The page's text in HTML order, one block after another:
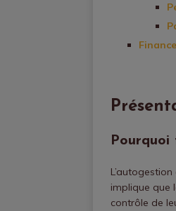
implique que
contrôle de